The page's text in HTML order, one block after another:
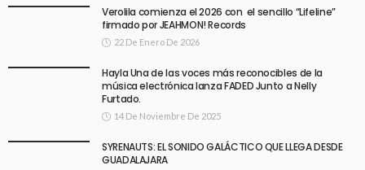
Verolila comienza el 2026 con el sencillo “Lifeline”
firmado por JEAHMON! Records
22 De Enero De 2026
Hayla Una de las voces más reconocibles de la
música electrónica lanza FADED Junto a Nelly
Furtado.
14 De Noviembre De 2025
SYRENAUTS: EL SONIDO GALÁCTICO QUE LLEGA DESDE
GUADALAJARA